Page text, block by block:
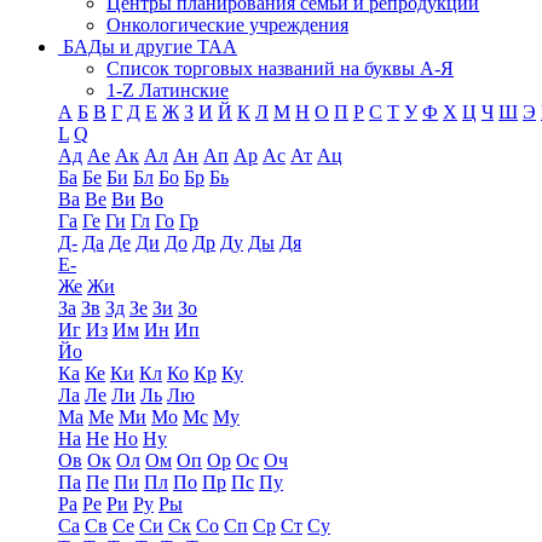
Онкологические учреждения
БАДы и другие ТАА
Список торговых названий на буквы А-Я
1-Z Латинские
А Б В Г Д Е Ж З И Й К Л М Н О П Р С Т У Ф Х Ц Ч Ш Э
L Q
Ад Ае Ак Ал Ан Ап Ар Ас Ат Ац
Ба Бе Би Бл Бо Бр Бь
Ва Ве Ви Во
Га Ге Ги Гл Го Гр
Д- Да Де Ди До Др Ду Ды Дя
Е-
Же Жи
За Зв Зд Зе Зи Зо
Иг Из Им Ин Ип
Йо
Ка Ке Ки Кл Ко Кр Ку
Ла Ле Ли Ль Лю
Ма Ме Ми Мо Мс Му
На Не Но Ну
Ов Ок Ол Ом Оп Ор Ос Оч
Па Пе Пи Пл По Пр Пс Пу
Ра Ре Ри Ру Ры
Са Св Се Си Ск Со Сп Ср Ст Су